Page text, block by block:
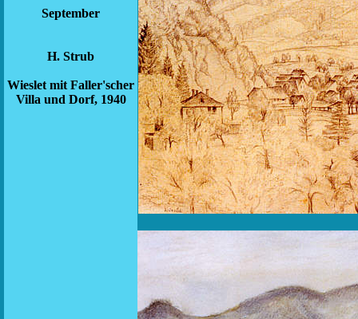
September
H. Strub
Wieslet mit Faller'scher
Villa und Dorf, 1940